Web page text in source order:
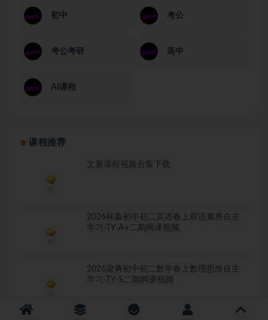
初中 考公
考公考研 高中
AI课程
课程推荐
文案课程视频合集下载
2026林淼初中初二英语春上双语素养自主
学习·TY·A+二期网课视频
2026梁勇初中初二数学春上数理思维自主
学习·TY·S二期网课视频